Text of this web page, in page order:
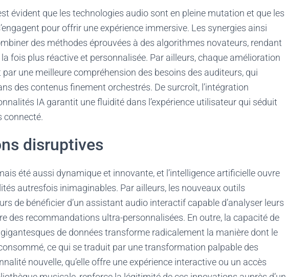
évident que les technologies audio sont en pleine mutation et que les
pour offrir une expérience immersive. Les synergies ainsi
des méthodes éprouvées à des algorithmes novateurs, rendant
la fois plus réactive et personnalisée. Par ailleurs, chaque amélioration
une meilleure compréhension des besoins des auditeurs, qui
des contenus finement orchestrés. De surcroît, l’intégration
IA garantit une fluidité dans l’expérience utilisateur qui séduit
connecté.
disruptives
été aussi dynamique et innovante, et l’intelligence artificielle ouvre
autresfois inimaginables. Par ailleurs, les nouveaux outils
de bénéficier d’un assistant audio interactif capable d’analyser leurs
des recommandations ultra-personnalisées. En outre, la capacité de
gigantesques de données transforme radicalement la manière dont le
ce qui se traduit par une transformation palpable des
nouvelle, qu’elle offre une expérience interactive ou un accès